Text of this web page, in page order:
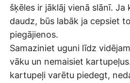
šķēles ir jāklāj vienā slānī.
daudz, būs labāk ja cepsiet
piegājienos.
Samaziniet uguni līdz
vāku un nemaisiet
kartupeļi varētu piedegt,